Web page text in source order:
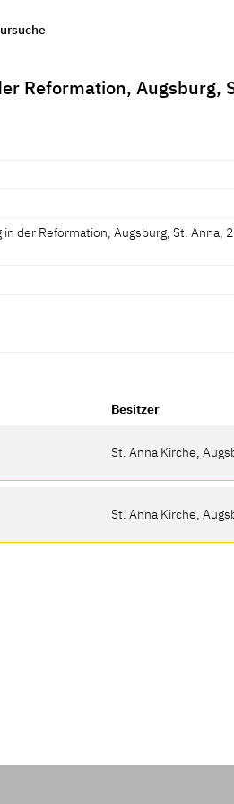
Reformation,
der Reformation, Augsburg, St. Anna,
Besitzer
St. Anna Kirche,
St. Anna Kirche,